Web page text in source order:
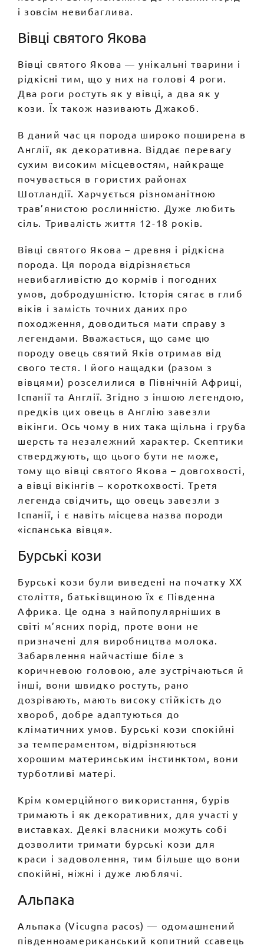
і зовсім невибаглива.
Вівці святого Якова
Вівці святого Якова — унікальні тварини і
рідкісні тим, що у них на голові 4 роги.
Два роги ростуть як у вівці, а два як у
кози. Їх також називають Джакоб.
В даний час ця порода широко поширена в
Англії, як декоративна. Віддає перевагу
сухим високим місцевостям, найкраще
почувається в гористих районах
Шотландії. Харчується різноманітною
трав’янистою рослинністю. Дуже любить
сіль. Тривалість життя 12-18 років.
Вівці святого Якова – древня і рідкісна
порода. Ця порода відрізняється
невибагливістю до кормів і погодних
умов, добродушністю. Історія сягає в глиб
віків і замість точних даних про
походження, доводиться мати справу з
легендами. Вважається, що саме цю
породу овець святий Яків отримав від
свого тестя. І його нащадки (разом з
вівцями) розселилися в Північній Африці,
Іспанії та Англії. Згідно з іншою легендою,
предків цих овець в Англію завезли
вікінги. Ось чому в них така щільна і груба
шерсть та незалежний характер. Скептики
стверджують, що цього бути не може,
тому що вівці святого Якова – довгохвості,
а вівці вікінгів – короткохвості. Третя
легенда свідчить, що овець завезли з
Іспанії, і є навіть місцева назва породи
«іспанська вівця».
Бурські кози
Бурські кози були виведені на початку ХХ
століття, батьківщиною їх є Південна
Африка. Це одна з найпопулярніших в
світі м’ясних порід, проте вони не
призначені для виробництва молока.
Забарвлення найчастіше біле з
коричневою головою, але зустрічаються й
інші, вони швидко ростуть, рано
дозрівають, мають високу стійкість до
хвороб, добре адаптуються до
кліматичних умов. Бурські кози спокійні
за темпераментом, відрізняються
хорошим материнським інстинктом, вони
турботливі матері.
Крім комерційного використання, бурів
тримають і як декоративних, для участі у
виставках. Деякі власники можуть собі
дозволити тримати бурські кози для
краси і задоволення, тим більше що вони
спокійні, ніжні і дуже люблячі.
Альпака
Альпака (Vicugna pacos) — одомашнений
південноамериканський копитний ссавець